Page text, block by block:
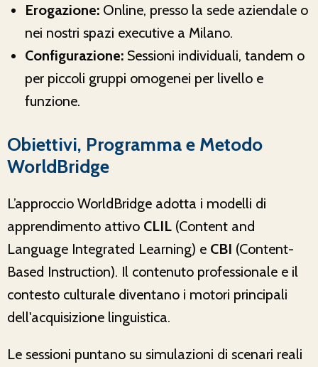
Erogazione: Online, presso la sede aziendale o
nei nostri spazi executive a Milano.
Configurazione: Sessioni individuali, tandem o
per piccoli gruppi omogenei per livello e
funzione.
Obiettivi, Programma e Metodo
WorldBridge
L’approccio WorldBridge adotta i modelli di
apprendimento attivo CLIL (Content and
Language Integrated Learning) e CBI (Content-
Based Instruction). Il contenuto professionale e il
contesto culturale diventano i motori principali
dell'acquisizione linguistica.
Le sessioni puntano su simulazioni di scenari reali